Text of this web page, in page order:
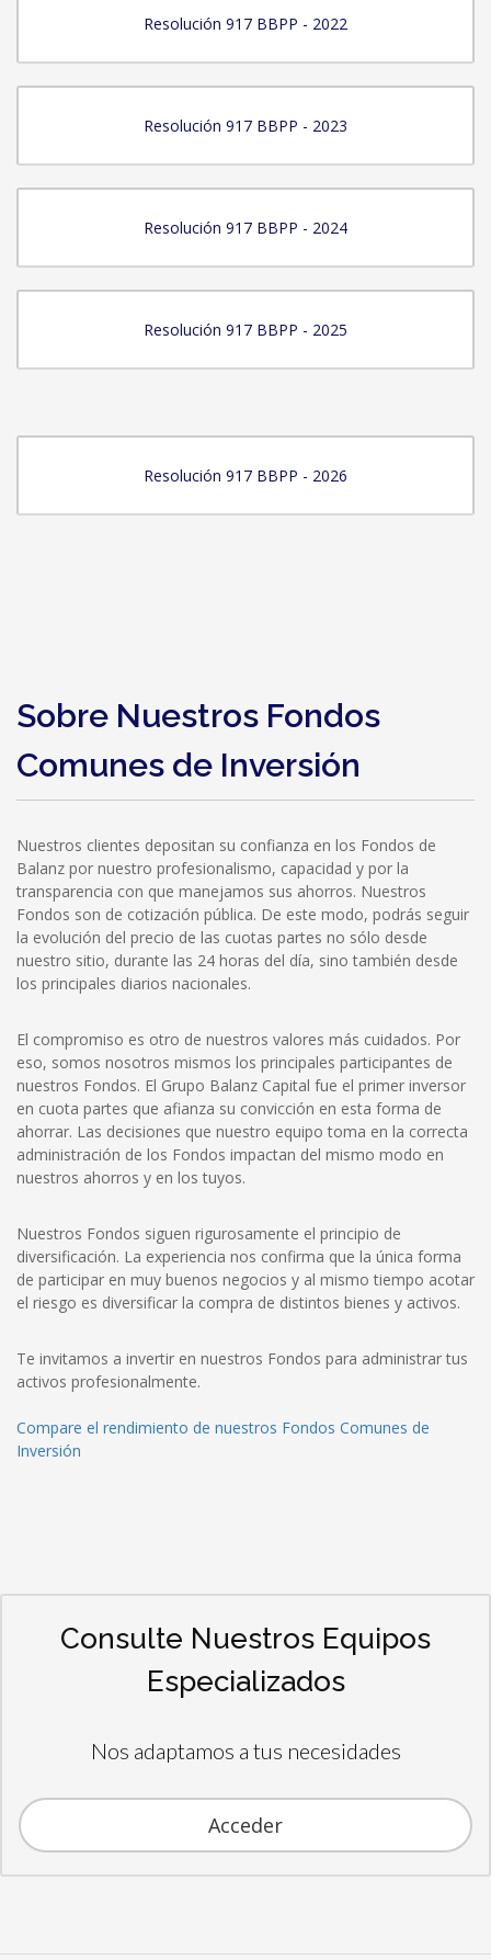
Resolución 917 BBPP - 2022
Resolución 917 BBPP - 2023
Resolución 917 BBPP - 2024
Resolución 917 BBPP - 2025
Resolución 917 BBPP - 2026
Sobre Nuestros Fondos
Comunes de Inversión
Nuestros clientes depositan su confianza en los Fondos de
Balanz por nuestro profesionalismo, capacidad y por la
transparencia con que manejamos sus ahorros. Nuestros
Fondos son de cotización pública. De este modo, podrás seguir
la evolución del precio de las cuotas partes no sólo desde
nuestro sitio, durante las 24 horas del día, sino también desde
los principales diarios nacionales.
El compromiso es otro de nuestros valores más cuidados. Por
eso, somos nosotros mismos los principales participantes de
nuestros Fondos. El Grupo Balanz Capital fue el primer inversor
en cuota partes que afianza su convicción en esta forma de
ahorrar. Las decisiones que nuestro equipo toma en la correcta
administración de los Fondos impactan del mismo modo en
nuestros ahorros y en los tuyos.
Nuestros Fondos siguen rigurosamente el principio de
diversificación. La experiencia nos confirma que la única forma
de participar en muy buenos negocios y al mismo tiempo acotar
el riesgo es diversificar la compra de distintos bienes y activos.
Te invitamos a invertir en nuestros Fondos para administrar tus
activos profesionalmente.
Compare el rendimiento de nuestros Fondos Comunes de
Inversión
Consulte Nuestros Equipos
Especializados
Nos adaptamos a tus necesidades
Acceder